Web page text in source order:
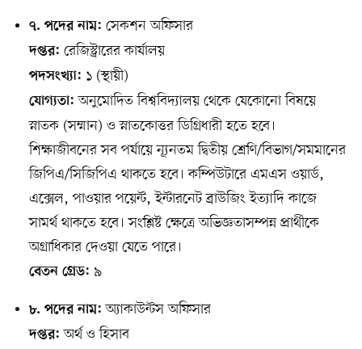
৭. পদের নাম: সেকশন অফিসার
দপ্তর: রেজিস্ট্রারের কার্যালয়
পদসংখ্যা: ১ (স্থায়ী)
যোগ্যতা: অনুমোদিত বিশ্ববিদ্যালয় থেকে যেকোনো বিষয়ে
স্নাতক (সম্মান) ও স্নাতকোত্তর ডিগ্রিধারী হতে হবে।
শিক্ষাজীবনের সব পর্যায়ে ন্যূনতম দ্বিতীয় শ্রেণি/বিভাগ/সমমানের
জিপিএ/সিজিপিএ থাকতে হবে। কম্পিউটারে এমএস ওয়ার্ড,
এক্সেল, পাওয়ার পয়েন্ট, ইন্টারনেট ব্রাউজিং ইত্যাদি কাজে
সামর্থ থাকতে হবে। সংশ্লিষ্ট ক্ষেত্রে অভিজ্ঞতাসম্পন্ন প্রার্থীকে
অগ্রাধিকার দেওয়া যেতে পারে।
বেতন গ্রেড: ৯
৮. পদের নাম: অ্যাকাউন্টস অফিসার
দপ্তর: অর্থ ও হিসাব